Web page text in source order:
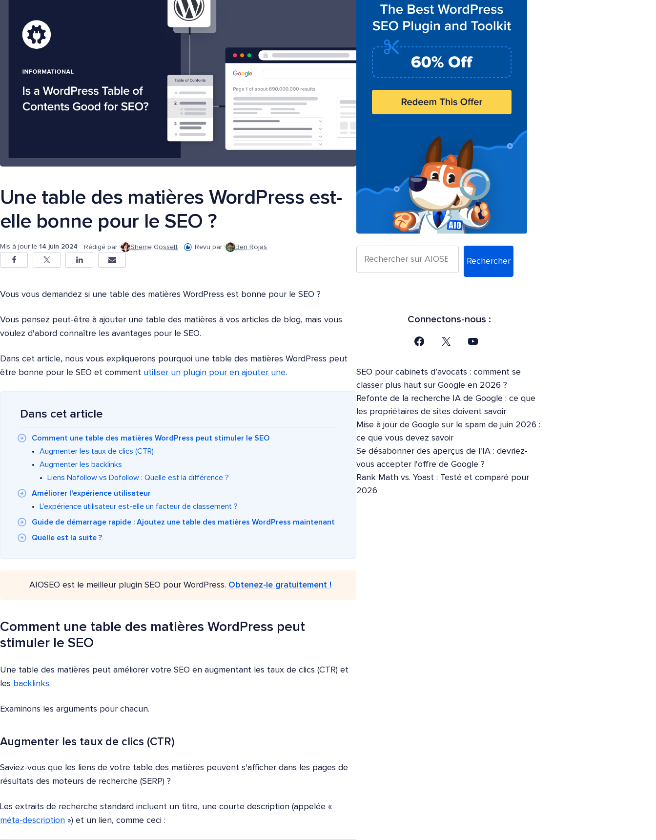
Une table des matières WordPress est-
elle bonne pour le SEO ?
Mis à jour le 14 juin 2024 Rédigé par : Sherrie Gossett Revu par : Ben Rojas
Vous vous demandez si une table des matières WordPress est bonne pour le SEO ?
Vous pensez peut-être à ajouter une table des matières à vos articles de blog, mais vous
voulez d'abord connaître les avantages pour le SEO.
Dans cet article, nous vous expliquerons pourquoi une table des matières WordPress peut
être bonne pour le SEO et comment utiliser un plugin pour en ajouter une.
Dans cet article
Comment une table des matières WordPress peut stimuler le SEO
Augmenter les taux de clics (CTR)
Augmenter les backlinks
Liens Nofollow vs Dofollow : Quelle est la différence ?
Améliorer l'expérience utilisateur
L'expérience utilisateur est-elle un facteur de classement ?
Guide de démarrage rapide : Ajoutez une table des matières WordPress maintenant
Quelle est la suite ?
AIOSEO est le meilleur plugin SEO pour WordPress. Obtenez-le gratuitement !
Comment une table des matières WordPress peut
stimuler le SEO
Une table des matières peut améliorer votre SEO en augmentant les taux de clics (CTR) et
les backlinks.
Examinons les arguments pour chacun.
Augmenter les taux de clics (CTR)
Saviez-vous que les liens de votre table des matières peuvent s'afficher dans les pages de
résultats des moteurs de recherche (SERP) ?
Les extraits de recherche standard incluent un titre, une courte description (appelée «
méta-description ») et un lien, comme ceci :
Rechercher
Connectons-nous :
SEO pour cabinets d’avocats : comment se
classer plus haut sur Google en 2026 ?
Refonte de la recherche IA de Google : ce que
les propriétaires de sites doivent savoir
Mise à jour de Google sur le spam de juin 2026 :
ce que vous devez savoir
Se désabonner des aperçus de l'IA : devriez-
vous accepter l'offre de Google ?
Rank Math vs. Yoast : Testé et comparé pour
2026